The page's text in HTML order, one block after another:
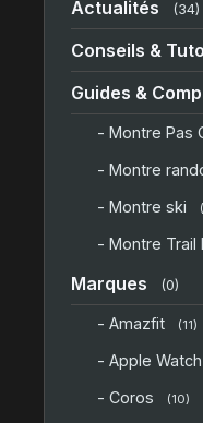
Actualités (34)
Conseils &
Guides &
- Montre Pas
- Montre
- Montre ski
- Montre Trail
Marques (0)
- Amazfit (11)
- Apple Watch
- Coros (10)